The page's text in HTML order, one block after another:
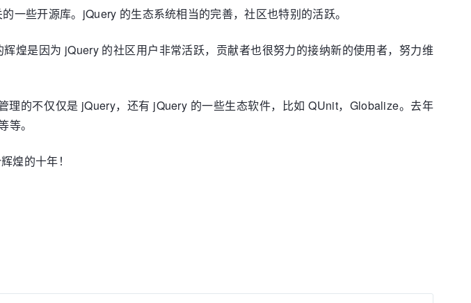
些开源库。jQuery 的生态系统相当的完善，社区也特别的活跃。
煌是因为 jQuery 的社区用户非常活跃，贡献者也很努力的接纳新的使用者，努力维
的不仅仅是 jQuery，还有 jQuery 的一些生态软件，比如 QUnit，Globalize。去年
。
煌的十年！